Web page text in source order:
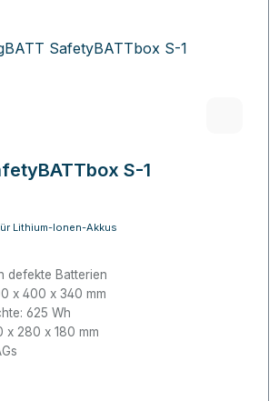
S-1
Lithium-Ionen-Akkus
defekte Batterien
x 400 x 340 mm
625 Wh
x 280 x 180 mm